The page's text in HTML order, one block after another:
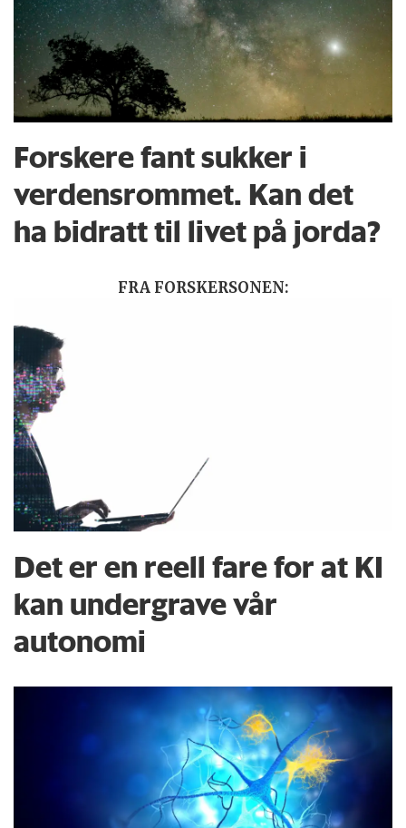
Forskere fant sukker i
verdensrommet. Kan det
ha bidratt til livet på jorda?
FRA FORSKERSONEN:
Det er en reell fare for at KI
kan undergrave vår
autonomi